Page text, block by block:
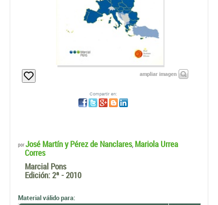
Corres
Marcial Pons
Edición:2ª - 2010
CARRERA